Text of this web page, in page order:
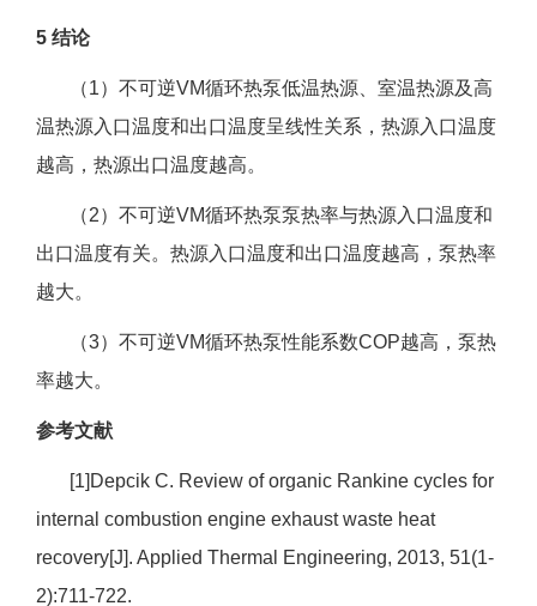
5 结论
（1）不可逆VM循环热泵低温热源、室温热源及高
温热源入口温度和出口温度呈线性关系，热源入口温度
越高，热源出口温度越高。
（2）不可逆VM循环热泵泵热率与热源入口温度和
出口温度有关。热源入口温度和出口温度越高，泵热率
越大。
（3）不可逆VM循环热泵性能系数COP越高，泵热
率越大。
参考文献
[1]Depcik C. Review of organic Rankine cycles for
internal combustion engine exhaust waste heat
recovery[J]. Applied Thermal Engineering, 2013, 51(1-
2):711-722.